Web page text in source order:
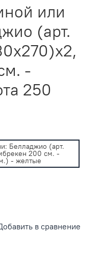
или
(арт.
-
250
Белладжио (арт.
- желтые
в сравнение